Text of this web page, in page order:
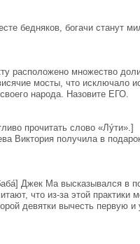
бедняков, богачи станут
расположено множество
мосты, что исключало
народа. Назовите ЕГО.
прочитать слово «Лу́ти».]
Виктория получила в
Джек Ма высказывался в
что из-за этой
девятки вычесть первую